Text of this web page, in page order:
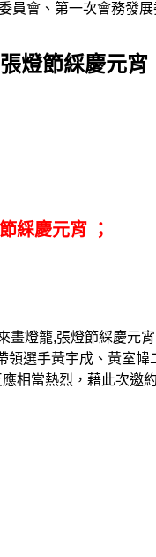
員會、第一次會務發
燈節綵慶元
綵慶元宵 ；
畫燈籠,張燈節綵慶元
領選手黃宇成、黃室
相當熱烈，藉此次邀